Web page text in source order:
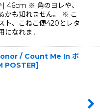
46cm ※ 角のヨレや、
かも知れません。 ※ こ
ト、こねこ便420とレタ
になれま…
/ Count Me In ポ
POSTER]